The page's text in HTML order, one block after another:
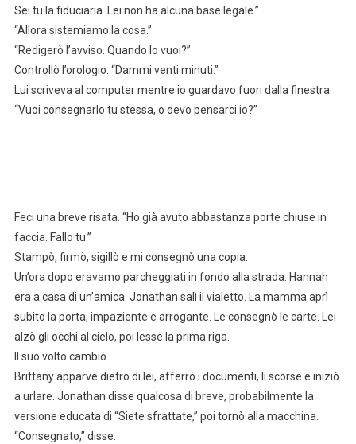
Sei tu la fiduciaria. Lei non ha alcuna base legale.”
“Allora sistemiamo la cosa.”
“Redigerò l’avviso. Quando lo vuoi?”
Controllò l’orologio. “Dammi venti minuti.”
Lui scriveva al computer mentre io guardavo fuori dalla finestra.
“Vuoi consegnarlo tu stessa, o devo pensarci io?”
Feci una breve risata. “Ho già avuto abbastanza porte chiuse in
faccia. Fallo tu.”
Stampò, firmò, sigillò e mi consegnò una copia.
Un’ora dopo eravamo parcheggiati in fondo alla strada. Hannah
era a casa di un’amica. Jonathan salì il vialetto. La mamma aprì
subito la porta, impaziente e arrogante. Le consegnò le carte. Lei
alzò gli occhi al cielo, poi lesse la prima riga.
Il suo volto cambiò.
Brittany apparve dietro di lei, afferrò i documenti, li scorse e iniziò
a urlare. Jonathan disse qualcosa di breve, probabilmente la
versione educata di “Siete sfrattate,” poi tornò alla macchina.
“Consegnato,” disse.